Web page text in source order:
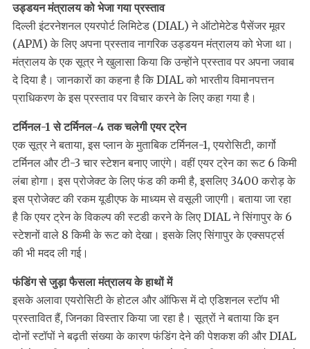
उड्डयन मंत्रालय को भेजा गया प्रस्ताव
दिल्ली इंटरनेशनल एयरपोर्ट लिमिटेड (DIAL) ने ऑटोमेटेड पैसेंजर मूवर
(APM) के लिए अपना प्रस्ताव नागरिक उड्डयन मंत्रालय को भेजा था।
मंत्रालय के एक सूत्र ने खुलासा किया कि उन्होंने प्रस्ताव पर अपना जवाब
दे दिया है। जानकारों का कहना है कि DIAL को भारतीय विमानपत्तन
प्राधिकरण के इस प्रस्ताव पर विचार करने के लिए कहा गया है।
टर्मिनल-1 से टर्मिनल-4 तक चलेगी एयर ट्रेन
एक सूत्र ने बताया, इस प्लान के मुताबिक टर्मिनल-1, एयरोसिटी, कार्गो
टर्मिनल और टी-3 चार स्टेशन बनाए जाएंगे। वहीं एयर ट्रेन का रूट 6 किमी
लंबा होगा। इस प्रोजेक्ट के लिए फंड की कमी है, इसलिए 3400 करोड़ के
इस प्रोजेक्ट की रकम यूडीएफ के माध्यम से वसूली जाएगी। बताया जा रहा
है कि एयर ट्रेन के विकल्प की स्टडी करने के लिए DIAL ने सिंगापुर के 6
स्टेशनों वाले 8 किमी के रूट को देखा। इसके लिए सिंगापुर के एक्सपर्ट्स
की भी मदद ली गई।
फंडिंग से जुड़ा फैसला मंत्रालय के हाथों में
इसके अलावा एयरोसिटी के होटल और ऑफिस में दो एडिशनल स्टॉप भी
प्रस्तावित हैं, जिनका विस्तार किया जा रहा है। सूत्रों ने बताया कि इन
दोनों स्टॉपों ने बढ़ती संख्या के कारण फंडिंग देने की पेशकश की और DIAL